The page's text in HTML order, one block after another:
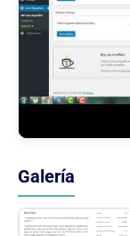
Galería